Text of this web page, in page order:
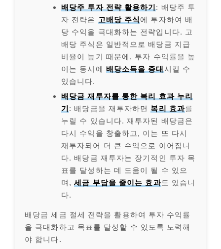
배당주 투자 전략 활용하기 : 배당주 투
자 전략은 고배당 주식 에 투자하여 배
당 수익을 극대화하는 전략입니다. 고
배당 주식은 일반적으로 배당금 지급
비율이 높기 때문에, 투자 수익률을 높
이는 동시에 배당소득을 증대 시킬 수
있습니다.
배당금 재투자를 통한 복리 효과 누리
기 : 배당금을 재투자하면 복리 효과를
누릴 수 있습니다. 재투자된 배당금은
다시 수익을 창출하고, 이는 또 다시
재투자되어 더 큰 수익으로 이어집니
다. 배당금 재투자는 장기적인 투자 목
표를 달성하는 데 도움이 될 수 있으
며,세금 부담을 줄이는 효과도 있습니
다.
배당금 세금 절세 전략을 활용하여 투자 수익률
을 극대화하고 목표를 달성할 수 있도록 노력해
야 합니다.